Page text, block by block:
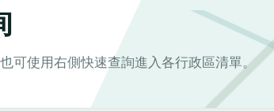
可使用右側快速查詢進入各行政區清單。